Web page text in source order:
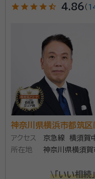
支部
star star star star star_half 4.86 （
神奈川県横浜市都筑区
アクセス
京急線 横須賀
所在地
神奈川県横須賀
\「いい相続